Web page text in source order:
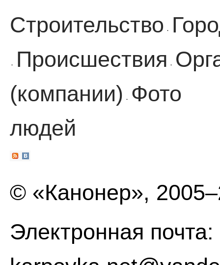
Строительство ·
· Происшествия ·
(компании)
·
Фото
людей
© «Канонер»,
Электронная почта: